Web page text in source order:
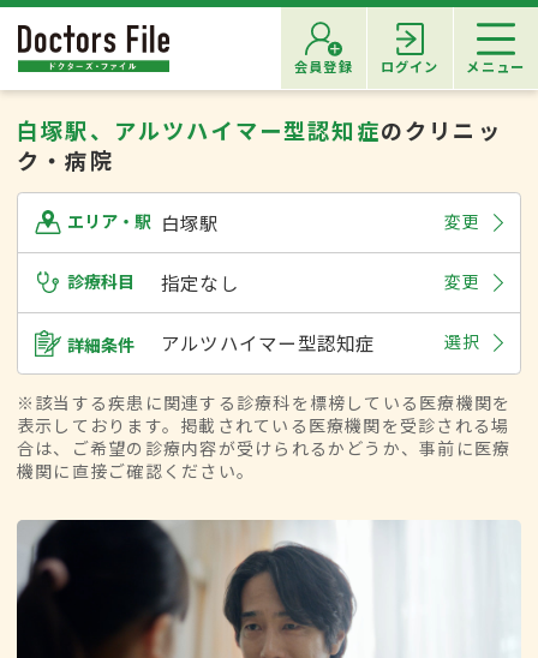
会員登録 ログイン メニュー
白塚駅、アルツハイマー型認知症のクリニッ
ク・病院
エリア・駅 白塚駅 変更
診療科目 指定なし 変更
詳細条件 アルツハイマー型認知症 選択
※該当する疾患に関連する診療科を標榜している医療機関を
表示しております。掲載されている医療機関を受診される場
合は、ご希望の診療内容が受けられるかどうか、事前に医療
機関に直接ご確認ください。